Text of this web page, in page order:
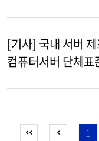
[기사] 국내 서버
컴퓨터서버 단체표
1